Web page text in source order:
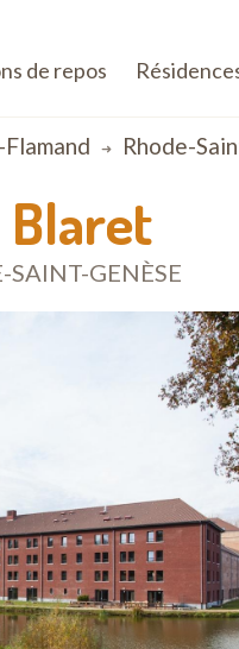
de repos
Rhode-
Blaret
SAINT-GENÈSE